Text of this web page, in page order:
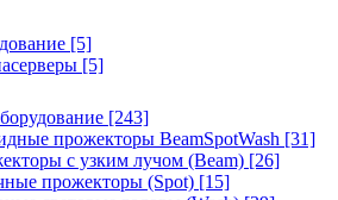
[5]
[5]
[243]
прожекторы BeamSpotWash [31]
с узким лучом (Beam) [26]
прожекторы (Spot) [15]